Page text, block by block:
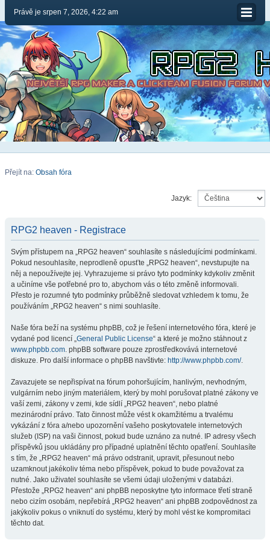
Právě je srpen 7, 2026, 4:22 am
Přejít na: Obsah fóra
Jazyk:
RPG2 heaven - Registrace
Svým přístupem na „RPG2 heaven“ souhlasíte s následujícími podmínkami.
Pokud nesouhlasíte, neprodleně opusťte „RPG2 heaven“, nevstupujte na
něj a nepoužívejte jej. Vyhrazujeme si právo tyto podmínky kdykoliv změnit
a učiníme vše potřebné pro to, abychom vás o této změně informovali.
Přesto je rozumné tyto podmínky průběžně sledovat vzhledem k tomu, že
používáním „RPG2 heaven“ s nimi souhlasíte.
Naše fóra beží na systému phpBB, což je řešení internetového fóra, které je
vydané pod licencí „General Public License“ a které je možno stáhnout z
www.phpbb.com. phpBB software pouze zprostředkovává internetové
diskuze. Pro další informace o phpBB navštivte: http://www.phpbb.com/.
Zavazujete se nepřispívat na fórum pohoršujícím, hanlivým, nevhodným,
vulgárním nebo jiným materiálem, který by mohl porušovat platné zákony ve
vaší zemi, zákony v zemi, kde sídlí „RPG2 heaven“, nebo platné
mezinárodní právo. Tato činnost může vést k okamžitému a trvalému
vykázání z fóra a/nebo upozornění vašeho poskytovatele internetových
služeb (ISP) na vaši činnost, pokud bude uznáno za nutné. IP adresy všech
příspěvků jsou ukládány pro případné uplatnění těchto opatření. Souhlasíte
s tím, že „RPG2 heaven“ má právo odstranit, upravit, přesunout nebo
uzamknout jakékoliv téma nebo příspěvek, pokud to bude považovat za
nutné. Jako uživatel souhlasíte se všemi údaji uloženými v databázi.
Přestože „RPG2 heaven“ ani phpBB neposkytne tyto informace třetí straně
nebo cizím osobám, nepřebírá „RPG2 heaven“ ani phpBB zodpovědnost za
jakýkoliv pokus o vniknutí do systému, který by mohl vést ke kompromitaci
těchto dat.